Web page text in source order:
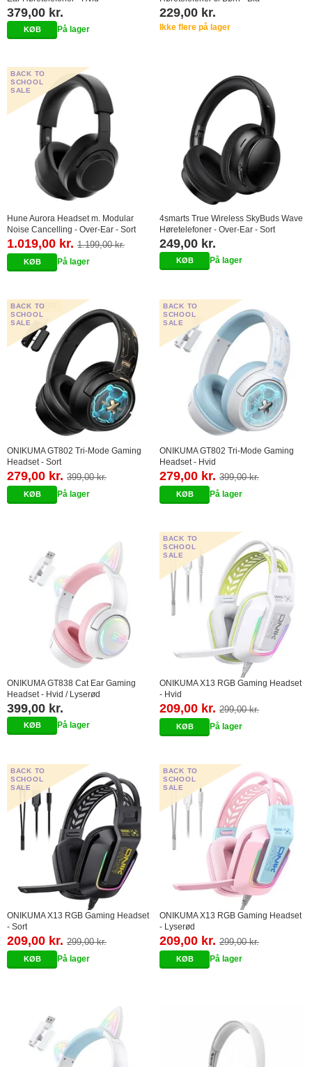
379,00 kr.
På lager
229,00 kr.
Ikke flere på lager
BACK TO
SCHOOL
SALE
Hune Aurora Headset m. Modular
Noise Cancelling - Over-Ear - Sort
1.019,00 kr. 1.199,00 kr.
På lager
4smarts True Wireless SkyBuds Wave
Høretelefoner - Over-Ear - Sort
249,00 kr.
På lager
FÅ PÅ LAGER
BACK TO
SCHOOL
SALE
ONIKUMA GT802 Tri-Mode Gaming
Headset - Sort
279,00 kr. 399,00 kr.
På lager
BACK TO
SCHOOL
SALE
ONIKUMA GT802 Tri-Mode Gaming
Headset - Hvid
279,00 kr. 399,00 kr.
På lager
ONIKUMA GT838 Cat Ear Gaming
Headset - Hvid / Lyserød
399,00 kr.
På lager
BACK TO
SCHOOL
SALE
ONIKUMA X13 RGB Gaming Headset
- Hvid
209,00 kr. 299,00 kr.
På lager
BACK TO
SCHOOL
SALE
ONIKUMA X13 RGB Gaming Headset
- Sort
209,00 kr. 299,00 kr.
På lager
BACK TO
SCHOOL
SALE
ONIKUMA X13 RGB Gaming Headset
- Lyserød
209,00 kr. 299,00 kr.
På lager